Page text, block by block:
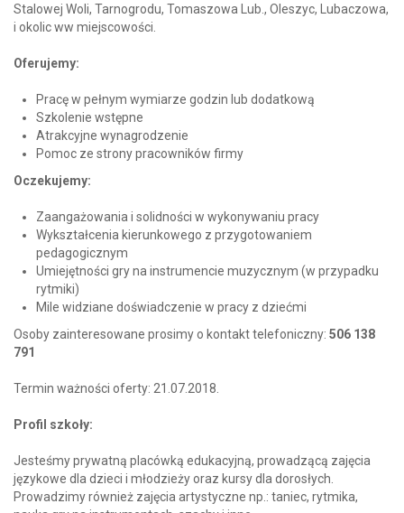
Stalowej Woli, Tarnogrodu, Tomaszowa Lub., Oleszyc, Lubaczowa,
i okolic ww miejscowości.
Oferujemy:
Pracę w pełnym wymiarze godzin lub dodatkową
Szkolenie wstępne
Atrakcyjne wynagrodzenie
Pomoc ze strony pracowników firmy
Oczekujemy:
Zaangażowania i solidności w wykonywaniu pracy
Wykształcenia kierunkowego z przygotowaniem
pedagogicznym
Umiejętności gry na instrumencie muzycznym (w przypadku
rytmiki)
Mile widziane doświadczenie w pracy z dziećmi
Osoby zainteresowane prosimy o kontakt telefoniczny: 506 138
791
Termin ważności oferty: 21.07.2018.
Profil szkoły:
Jesteśmy prywatną placówką edukacyjną, prowadzącą zajęcia
językowe dla dzieci i młodzieży oraz kursy dla dorosłych.
Prowadzimy również zajęcia artystyczne np.: taniec, rytmika,